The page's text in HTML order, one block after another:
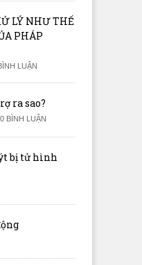
LÝ NHƯ THẾ
PHÁP
LUẬN
ra sao?
0 BÌNH LUẬN
bị tử hình